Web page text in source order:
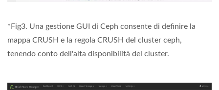
*Fig3. Una gestione GUI di Ceph consente di definire la
mappa CRUSH e la regola CRUSH del cluster ceph,
tenendo conto dell'alta disponibilità del cluster.